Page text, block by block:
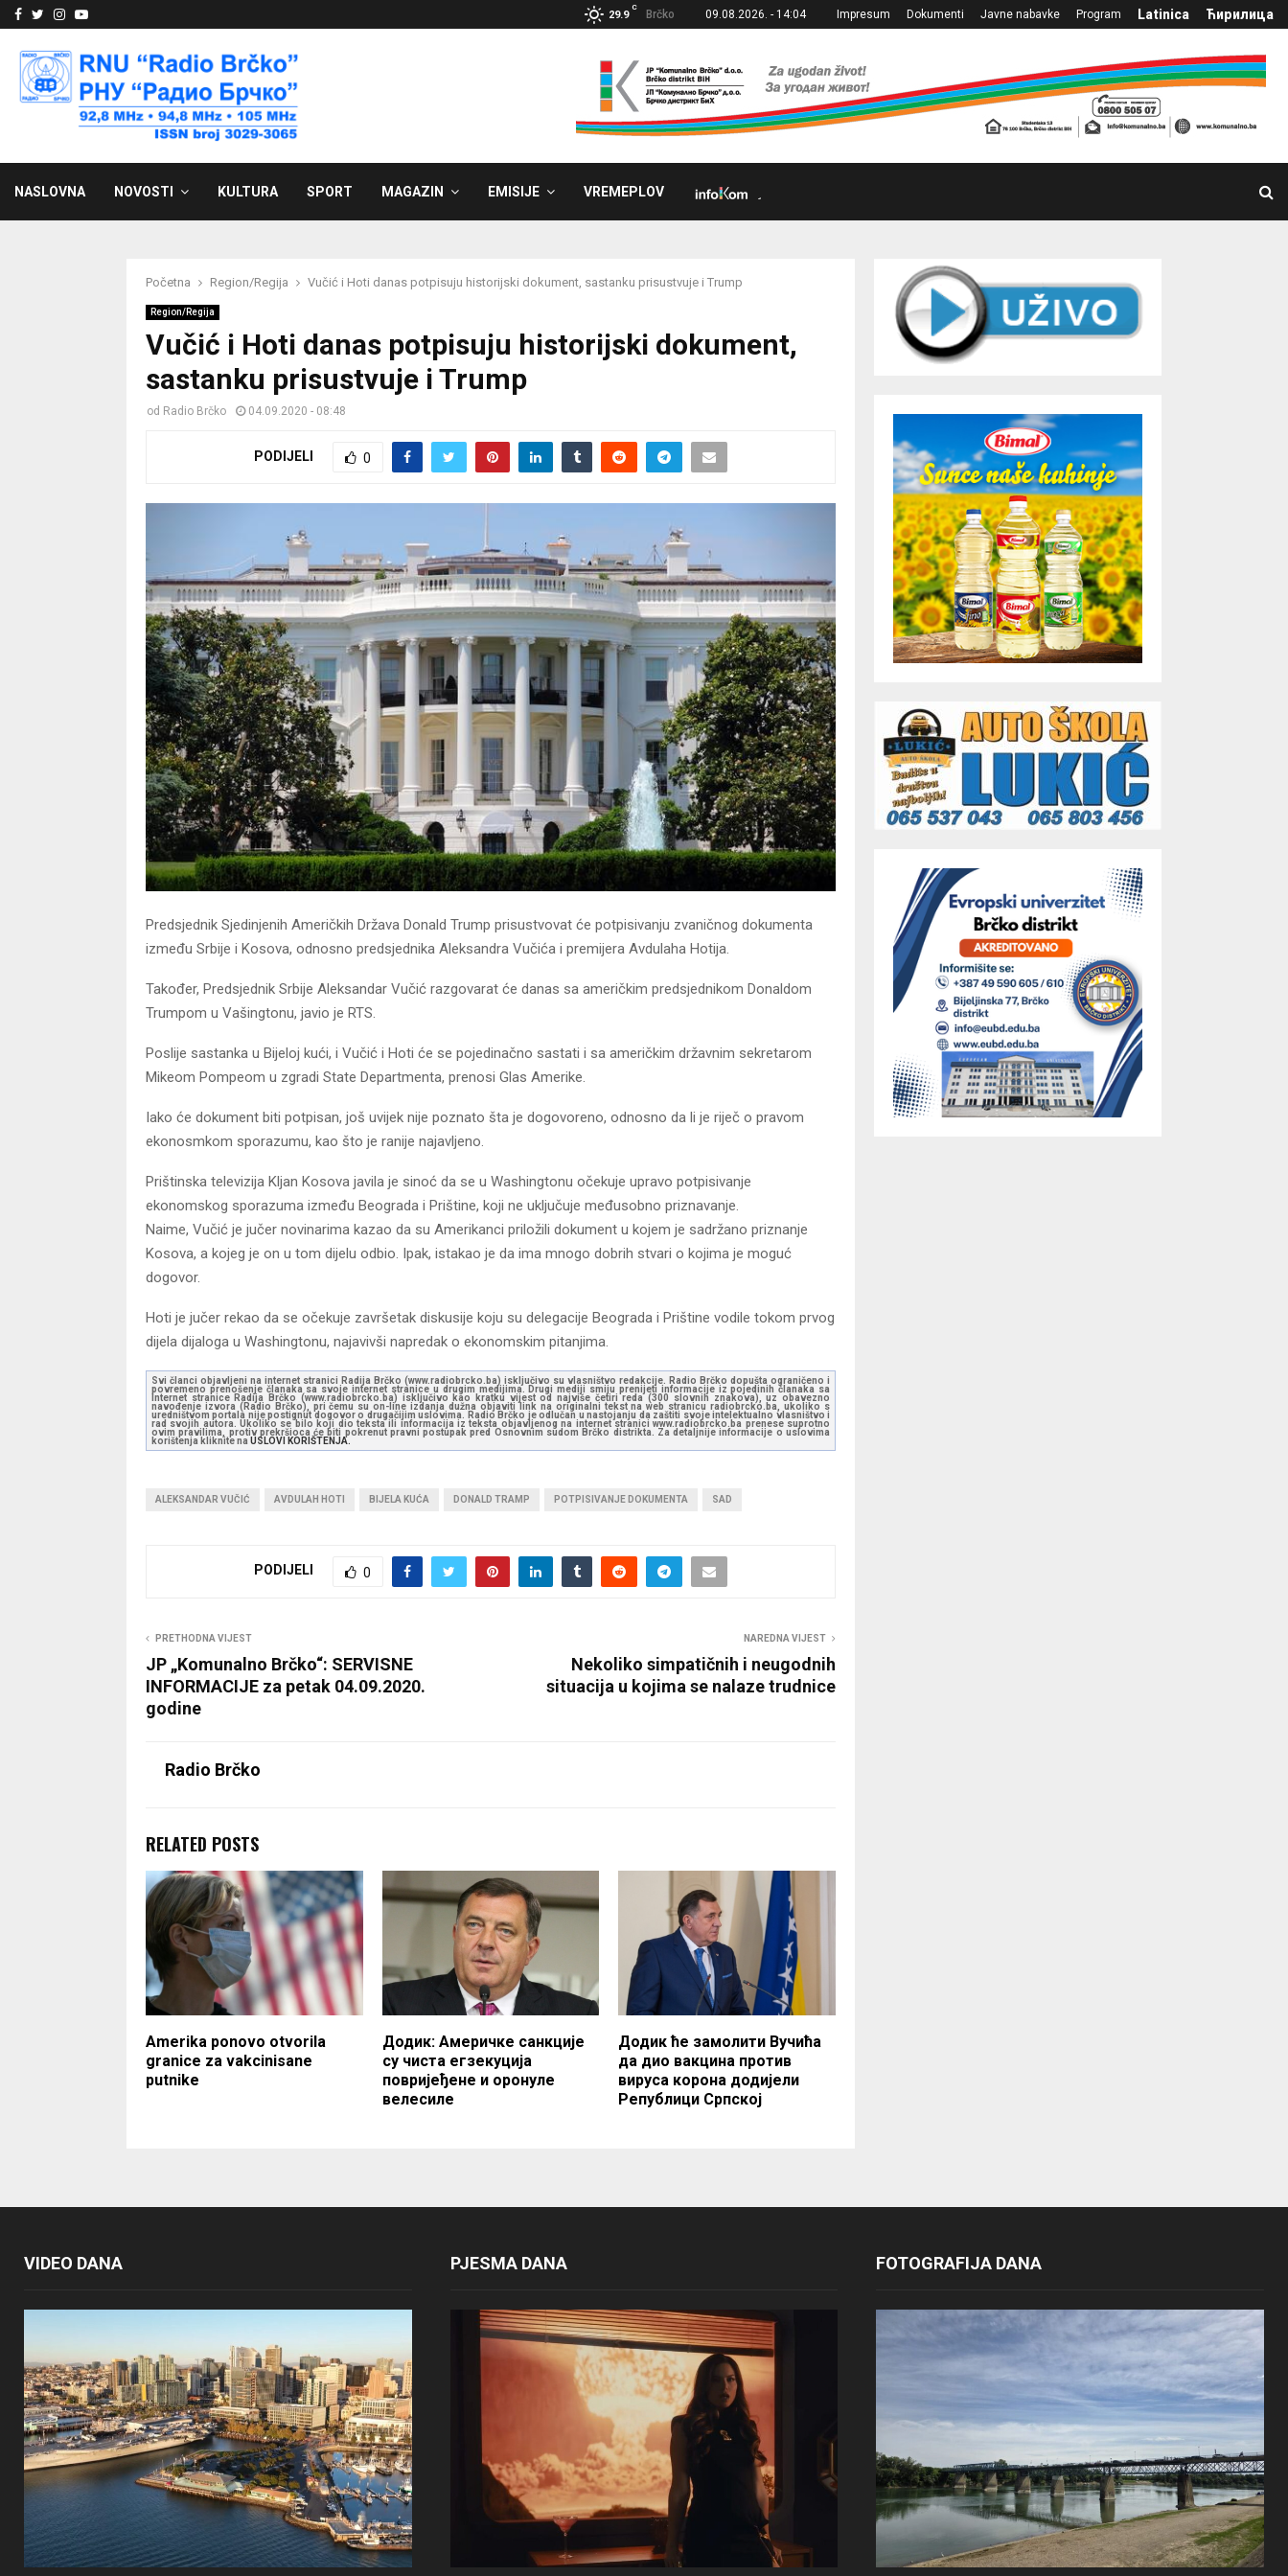
Facebook
Twitter
Instagram
Youtube 29.9
C
Brčko 09.08.2026. - 14:04 Impresum Dokumenti Javne nabavke Program Latinica Ћирилица
NASLOVNA NOVOSTI KULTURA SPORT MAGAZIN EMISIJE VREMEPLOV
Početna Region/Regija Vučić i Hoti danas potpisuju historijski dokument, sastanku prisustvuje i Trump
Region/Regija
Vučić i Hoti danas potpisuju historijski dokument,
sastanku prisustvuje i Trump
od Radio Brčko 04.09.2020 - 08:48
PODIJELI 0
Predsjednik Sjedinjenih Američkih Država Donald Trump prisustvovat će potpisivanju zvaničnog dokumenta
između Srbije i Kosova, odnosno predsjednika Aleksandra Vučića i premijera Avdulaha Hotija.
Također, Predsjednik Srbije Aleksandar Vučić razgovarat će danas sa američkim predsjednikom Donaldom
Trumpom u Vašingtonu, javio je RTS.
Poslije sastanka u Bijeloj kući, i Vučić i Hoti će se pojedinačno sastati i sa američkim državnim sekretarom
Mikeom Pompeom u zgradi State Departmenta, prenosi Glas Amerike.
Iako će dokument biti potpisan, još uvijek nije poznato šta je dogovoreno, odnosno da li je riječ o pravom
ekonosmkom sporazumu, kao što je ranije najavljeno.
Prištinska televizija Kljan Kosova javila je sinoć da se u Washingtonu očekuje upravo potpisivanje
ekonomskog sporazuma između Beograda i Prištine, koji ne uključuje međusobno priznavanje.
Naime, Vučić je jučer novinarima kazao da su Amerikanci priložili dokument u kojem je sadržano priznanje
Kosova, a kojeg je on u tom dijelu odbio. Ipak, istakao je da ima mnogo dobrih stvari o kojima je moguć
dogovor.
Hoti je jučer rekao da se očekuje završetak diskusije koju su delegacije Beograda i Prištine vodile tokom prvog
dijela dijaloga u Washingtonu, najavivši napredak o ekonomskim pitanjima.
Svi članci objavljeni na internet stranici Radija Brčko (www.radiobrcko.ba) isključivo su vlasništvo redakcije. Radio Brčko dopušta ograničeno i
povremeno prenošenje članaka sa svoje internet stranice u drugim medijima. Drugi mediji smiju prenijeti informacije iz pojedinih članaka sa
Internet stranice Radija Brčko (www.radiobrcko.ba) isključivo kao kratku vijest od najviše četiri reda (300 slovnih znakova), uz obavezno
navođenje izvora (Radio Brčko), pri čemu su on-line izdanja dužna objaviti link na originalni tekst na web stranicu radiobrcko.ba, ukoliko s
uredništvom portala nije postignut dogovor o drugačijim uslovima. Radio Brčko je odlučan u nastojanju da zaštiti svoje intelektualno vlasništvo i
rad svojih autora. Ukoliko se bilo koji dio teksta ili informacija iz teksta objavljenog na internet stranici www.radiobrcko.ba prenese suprotno
ovim pravilima, protiv prekršioca će biti pokrenut pravni postupak pred Osnovnim sudom Brčko distrikta. Za detaljnije informacije o uslovima
korištenja kliknite na USLOVI KORIŠTENJA.
ALEKSANDAR VUČIĆ AVDULAH HOTI BIJELA KUĆA DONALD TRAMP POTPISIVANJE DOKUMENTA SAD
PODIJELI 0
PRETHODNA VIJEST
JP „Komunalno Brčko“: SERVISNE
INFORMACIJE za petak 04.09.2020.
godine
NAREDNA VIJEST
Nekoliko simpatičnih i neugodnih
situacija u kojima se nalaze trudnice
Radio Brčko
RELATED POSTS
Amerika ponovo otvorila
granice za vakcinisane
putnike
Додик: Америчке санкције
су чиста егзекуција
повријеђене и оронуле
велесиле
Додик ће замолити Вучића
да дио вакцина против
вируса корона додијели
Републици Српској
VIDEO DANA PJESMA DANA FOTOGRAFIJA DANA